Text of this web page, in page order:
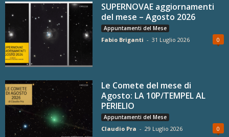
SUPERNOVAE aggiornamenti
del mese – Agosto 2026
Appuntamenti del Mese
Fabio Briganti - 31 Luglio 2026 0
Le Comete del mese di
Agosto: LA 10P/TEMPEL AL
PERIELIO
Appuntamenti del Mese
Claudio Pra - 29 Luglio 2026 0